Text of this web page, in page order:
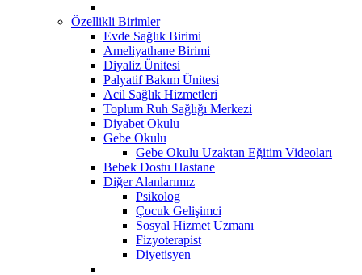
Özellikli Birimler
Evde Sağlık Birimi
Ameliyathane Birimi
Diyaliz Ünitesi
Palyatif Bakım Ünitesi
Acil Sağlık Hizmetleri
Toplum Ruh Sağlığı Merkezi
Diyabet Okulu
Gebe Okulu
Gebe Okulu Uzaktan Eğitim Videoları
Bebek Dostu Hastane
Diğer Alanlarımız
Psikolog
Çocuk Gelişimci
Sosyal Hizmet Uzmanı
Fizyoterapist
Diyetisyen